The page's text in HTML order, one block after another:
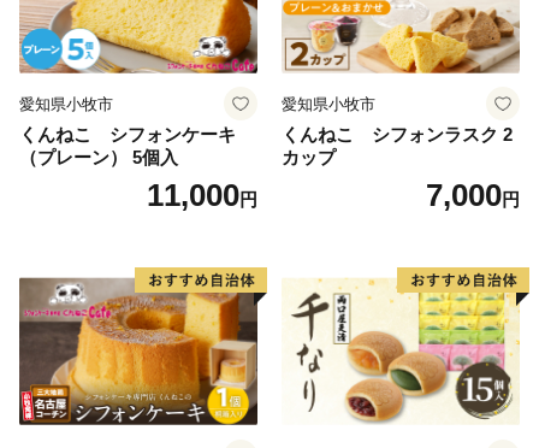
愛知県小牧市
くんねこ シフォンケーキ
（プレーン） 5個入
11,000円
愛知県小牧市
くんねこ シフォンラスク 2
カップ
7,000円